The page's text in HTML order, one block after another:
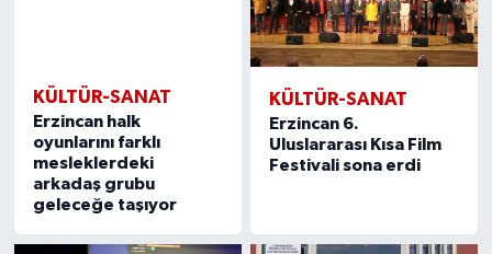
KÜLTÜR-SANAT
Erzincan halk
oyunlarını farklı
mesleklerdeki
arkadaş grubu
geleceğe taşıyor
KÜLTÜR-SANAT
Erzincan 6.
Uluslararası Kısa Film
Festivali sona erdi